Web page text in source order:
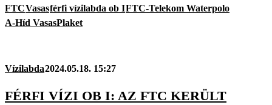
FTCVasasférfi vízilabda ob IFTC-Telekom Waterpolo
A-Híd VasasPlaket
Vízilabda2024.05.18. 15:27
FÉRFI VÍZI OB I: AZ FTC KERÜLT